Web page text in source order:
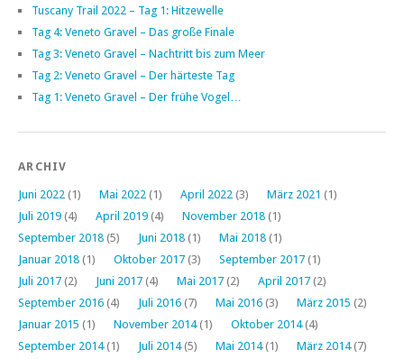
Tuscany Trail 2022 – Tag 1: Hitzewelle
Tag 4: Veneto Gravel – Das große Finale
Tag 3: Veneto Gravel – Nachtritt bis zum Meer
Tag 2: Veneto Gravel – Der härteste Tag
Tag 1: Veneto Gravel – Der frühe Vogel…
ARCHIV
Juni 2022 (1) Mai 2022 (1) April 2022 (3) März 2021 (1)
Juli 2019 (4) April 2019 (4) November 2018 (1)
September 2018 (5) Juni 2018 (1) Mai 2018 (1)
Januar 2018 (1) Oktober 2017 (3) September 2017 (1)
Juli 2017 (2) Juni 2017 (4) Mai 2017 (2) April 2017 (2)
September 2016 (4) Juli 2016 (7) Mai 2016 (3) März 2015 (2)
Januar 2015 (1) November 2014(1) Oktober 2014(4)
September 2014(1) Juli 2014(5) Mai 2014(1) März 2014(7)